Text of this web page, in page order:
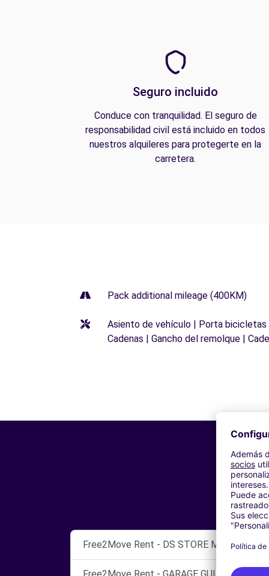
Seguro incluido
Conduce con tranquilidad. El seguro de
responsabilidad civil está incluido en todos
nuestros alquileres para protegerte en la
carretera.
Pack additional mileage (400KM)
Asiento de vehículo | Porta bicicletas
Cadenas | Gancho del remolque |
Free2Move Rent - DS STORE MORLAIX -